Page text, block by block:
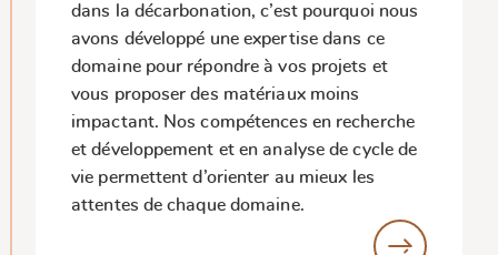
dans la décarbonation, c’est pourquoi nous
avons développé une expertise dans ce
domaine pour répondre à vos projets et
vous proposer des matériaux moins
impactant. Nos compétences en recherche
et développement et en analyse de cycle de
vie permettent d’orienter au mieux les
attentes de chaque domaine.